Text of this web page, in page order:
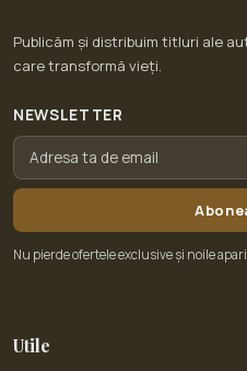
Publicăm și distribuim titluri ale
care transformă vieți.
NEWSLETTER
Nu pierde ofertele exclusive și noile
Utile